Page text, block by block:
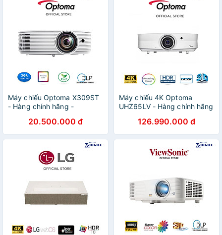
Máy chiếu Optoma X309ST
- Hàng chính hãng -
20.500.000 đ
Máy chiếu 4K Optoma
UHZ65LV - Hàng chính hãng
126.990.000 đ